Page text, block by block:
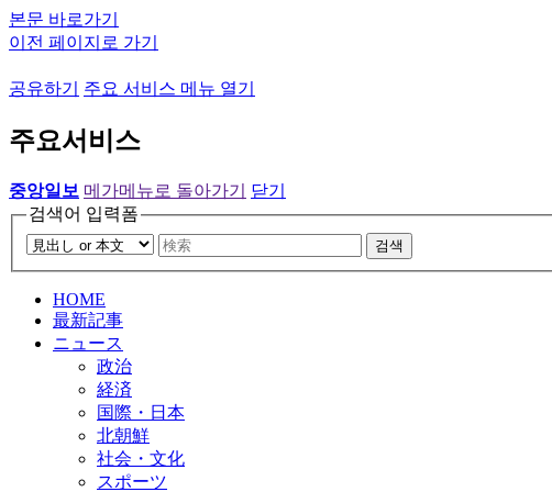
본문 바로가기
이전 페이지로 가기
공유하기 주요 서비스 메뉴 열기
주요서비스
중앙일보 메가메뉴로 돌아가기
닫기
검색어 입력폼
검색
HOME
最新記事
ニュース
政治
経済
国際・日本
北朝鮮
社会・文化
スポーツ